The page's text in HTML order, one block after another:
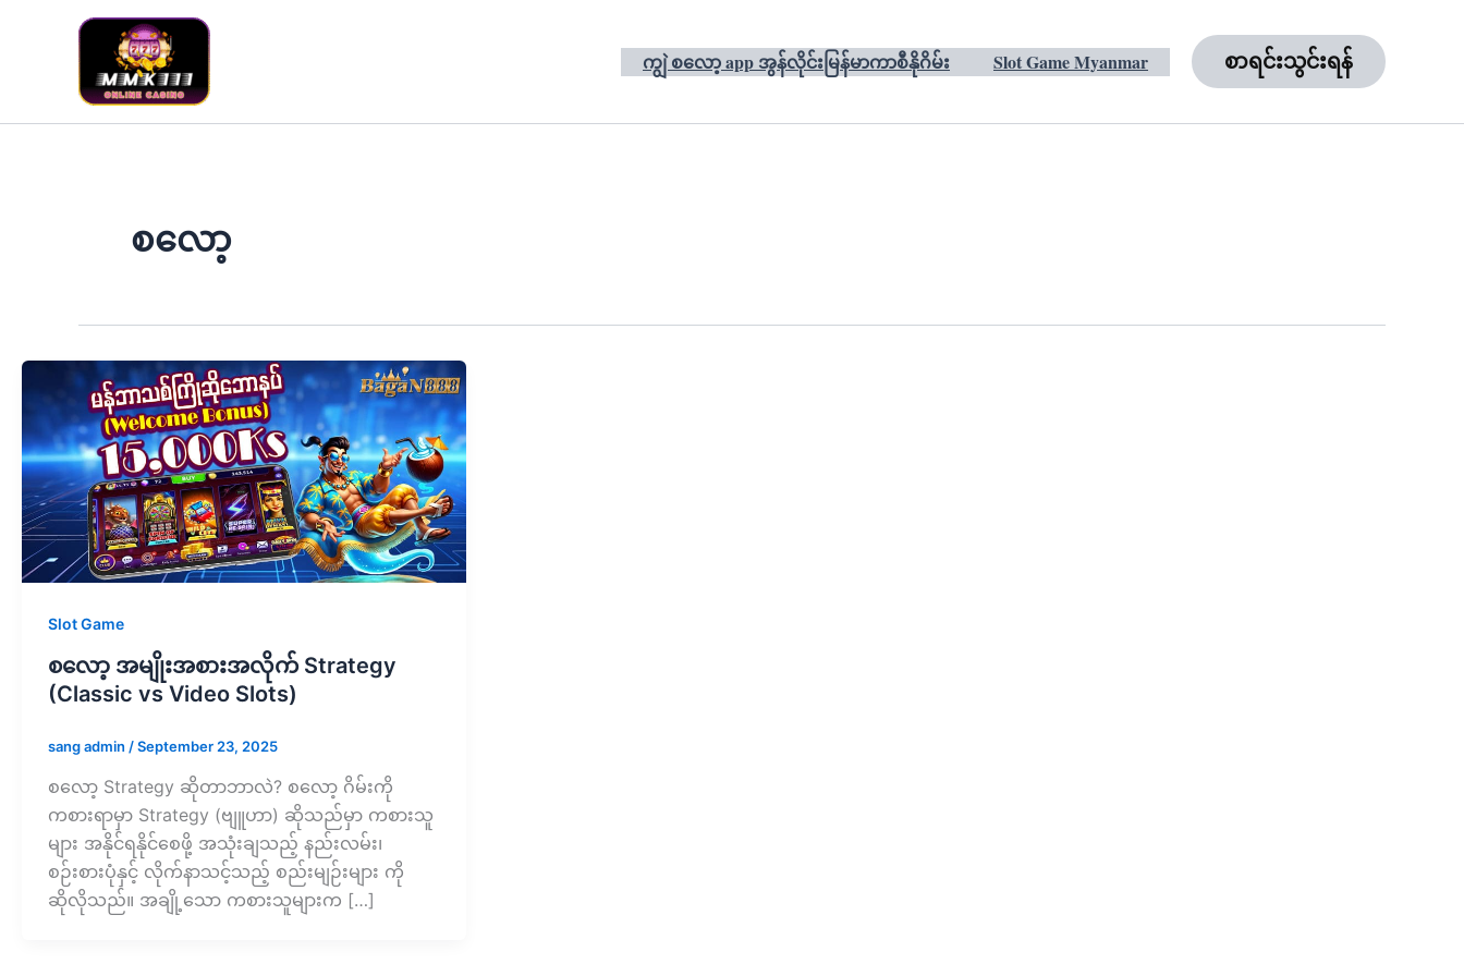
ကျွဲ စလော့ app အွန်လိုင်းမြန်မာကာစီနိုဂိမ်း Slot Game Myanmar စာရင်းသွင်းရန်
စလော့
Slot Game
စလော့ အမျိုးအစားအလိုက် Strategy
(Classic vs Video Slots)
sang admin /September 23, 2025
စလော့ Strategy ဆိုတာဘာလဲ? စလော့ ဂိမ်းကို
ကစားရာမှာ Strategy (ဗျူဟာ) ဆိုသည်မှာ ကစားသူ
များ အနိုင်ရနိုင်စေဖို့ အသုံးချသည့် နည်းလမ်း၊
စဉ်းစားပုံနှင့် လိုက်နာသင့်သည့် စည်းမျဉ်းများ ကို
ဆိုလိုသည်။ အချို့သော ကစားသူများက […]